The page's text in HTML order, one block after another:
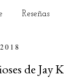
Reseñas
de Jay